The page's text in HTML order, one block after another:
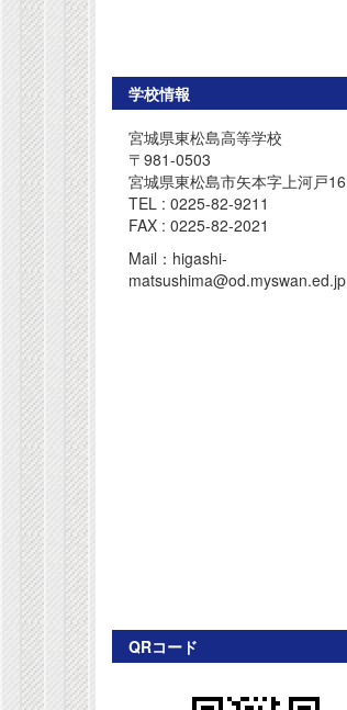
学校情報
宮城県東松島高等学校
〒981-0503
宮城県東松島市矢本字上河戸16
TEL : 0225-82-9211
FAX : 0225-82-2021
Mail：higashi-
matsushima@od.myswan.ed.jp
QRコード